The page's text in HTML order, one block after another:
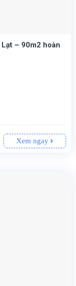
Lạt – 90m2 hoàn
Xem ngay